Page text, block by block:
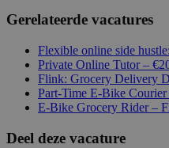
Gerelateerde vacatures
Flexible online side
Private Online Tutor –
Flink: Grocery Delivery
Part-Time E-Bike
E-Bike Grocery Rider –
Deel deze vacature